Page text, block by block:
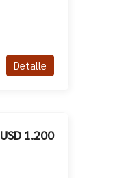
Detalle
USD 1.200